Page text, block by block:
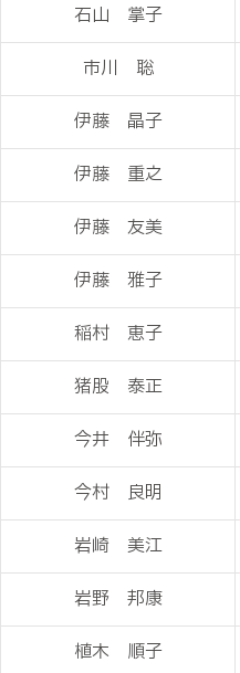
石山 掌子
市川 聡
伊藤 晶子
伊藤 重之
伊藤 友美
伊藤 雅子
稲村 恵子
猪股 泰正
今井 伴弥
今村 良明
岩崎 美江
岩野 邦康
植木 順子